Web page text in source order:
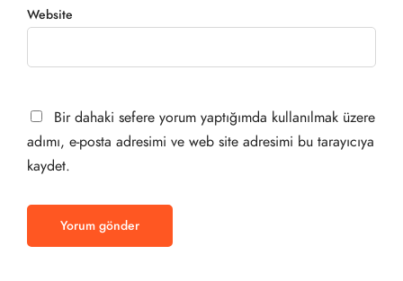
Website
Bir dahaki sefere yorum yaptığımda kullanılmak üzere
adımı, e-posta adresimi ve web site adresimi bu tarayıcıya
kaydet.